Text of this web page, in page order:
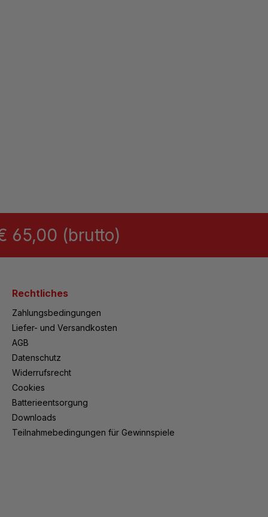
65,00 (brutto)
Rechtliches
Zahlungsbedingungen
Liefer- und Versandkosten
AGB
Datenschutz
Widerrufsrecht
Cookies
Batterieentsorgung
Downloads
Teilnahmebedingungen für Gewinnspiele